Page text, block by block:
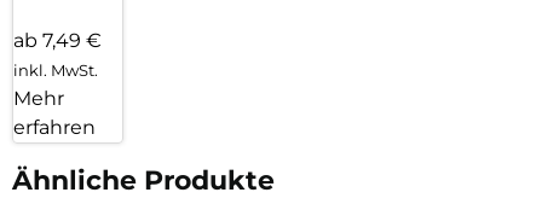
ab 7,49 €
inkl. MwSt.
Mehr
erfahren
Ähnliche Produkte